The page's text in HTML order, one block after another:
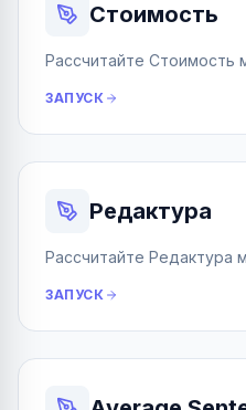
Стоимость
Рассчитайте Стоимость
ЗАПУСК
Редактура
Рассчитайте Редактура
ЗАПУСК